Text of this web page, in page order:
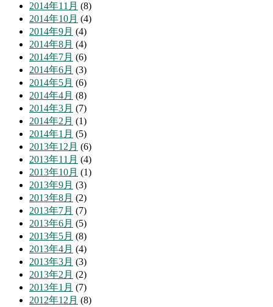
2014年11月 (8)
2014年10月 (4)
2014年9月 (4)
2014年8月 (4)
2014年7月 (6)
2014年6月 (3)
2014年5月 (6)
2014年4月 (8)
2014年3月 (7)
2014年2月 (1)
2014年1月 (5)
2013年12月 (6)
2013年11月 (4)
2013年10月 (1)
2013年9月 (3)
2013年8月 (2)
2013年7月 (7)
2013年6月 (5)
2013年5月 (8)
2013年4月 (4)
2013年3月 (3)
2013年2月 (2)
2013年1月 (7)
2012年12月 (8)